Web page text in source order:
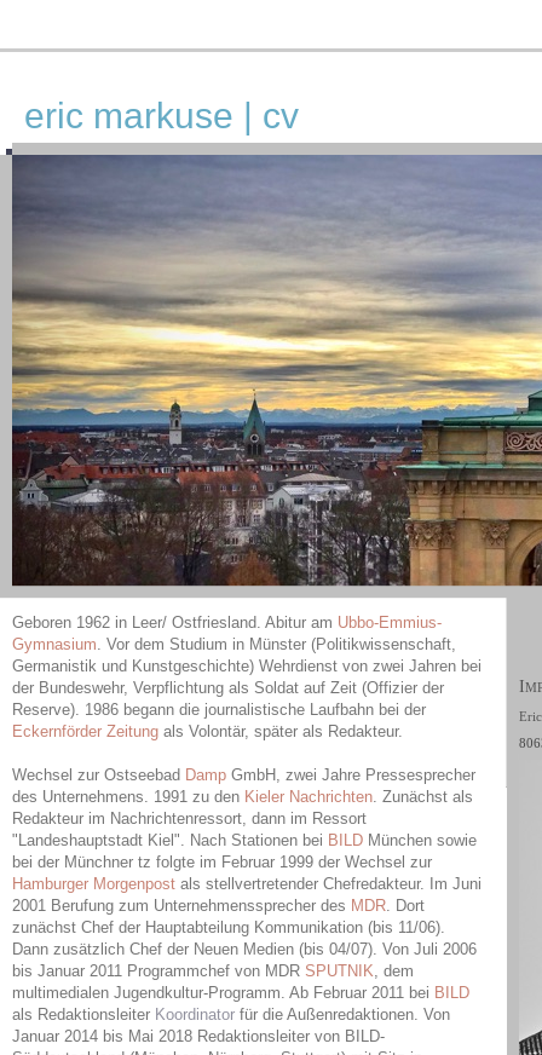
eric markuse | cv
Geboren 1962 in Leer/ Ostfriesland. Abitur am Ubbo-Emmius-
Gymnasium. Vor dem Studium in Münster (Politikwissenschaft,
Germanistik und Kunstgeschichte) Wehrdienst von zwei Jahren bei
der Bundeswehr, Verpflichtung als Soldat auf Zeit (Offizier der
Reserve). 1986 begann die journalistische Laufbahn bei der
Eckernförder Zeitung als Volontär, später als Redakteur.
Wechsel zur Ostseebad Damp GmbH, zwei Jahre Pressesprecher
des Unternehmens. 1991 zu den Kieler Nachrichten. Zunächst als
Redakteur im Nachrichtenressort, dann im Ressort
"Landeshauptstadt Kiel". Nach Stationen bei BILD München sowie
bei der Münchner tz folgte im Februar 1999 der Wechsel zur
Hamburger Morgenpost als stellvertretender Chefredakteur. Im Juni
2001 Berufung zum Unternehmenssprecher des MDR. Dort
zunächst Chef der Hauptabteilung Kommunikation (bis 11/06).
Dann zusätzlich Chef der Neuen Medien (bis 04/07). Von Juli 2006
bis Januar 2011 Programmchef von MDR SPUTNIK, dem
multimedialen Jugendkultur-Programm. Ab Februar 2011 bei BILD
als Redaktionsleiter Koordinator für die Außenredaktionen. Von
Januar 2014 bis Mai 2018 Redaktionsleiter von BILD-
I